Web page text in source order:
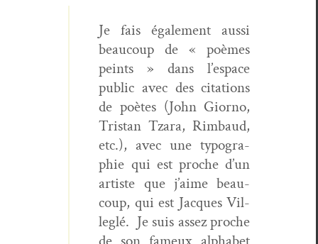
Je fais égale­ment aus­si
beau­coup de « poèmes
peints » dans l’espace
pub­lic avec des cita­tions
de poètes (John Giorno,
Tris­tan Tzara, Rim­baud,
etc.), avec une typogra­
phie qui est proche d’un
artiste que j’aime beau­
coup, qui est Jacques Vil­
leglé. Je suis assez proche